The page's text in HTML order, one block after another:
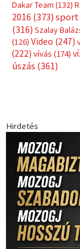
Dakar Team (132)
2016 (373) sport
(316) Szalay
(126) Video (247)
(222) vívás (174)
úszás (361)
Hirdetés